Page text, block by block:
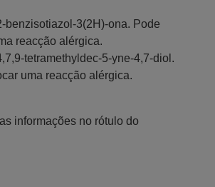
benzisotiazol-3(2H)-ona. Pode
reacção alérgica.
tetramethyldec-5-yne-4,7-diol.
uma reacção alérgica.
informações no rótulo do